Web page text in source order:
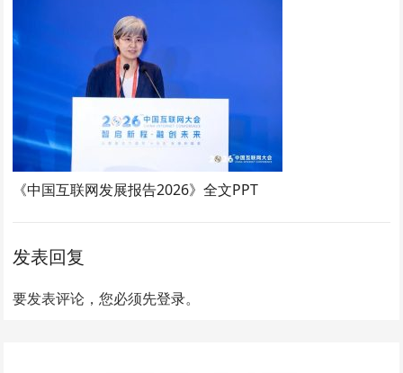
《中国互联网发展报告2026》全文PPT
发表回复
要发表评论，您必须先登录。